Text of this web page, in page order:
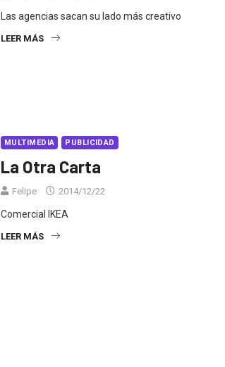
Las agencias sacan su lado más creativo
LEER MÁS
MULTIMEDIA PUBLICIDAD
La Otra Carta
Felipe 2014/12/22
Comercial IKEA
LEER MÁS